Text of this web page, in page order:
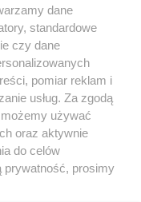
z portali
sięz nami
dane
standardowe
czy dane
pomiar reklam i
usług. Za zgodą
używać
oraz aktywnie
do celów
prywatność, prosimy